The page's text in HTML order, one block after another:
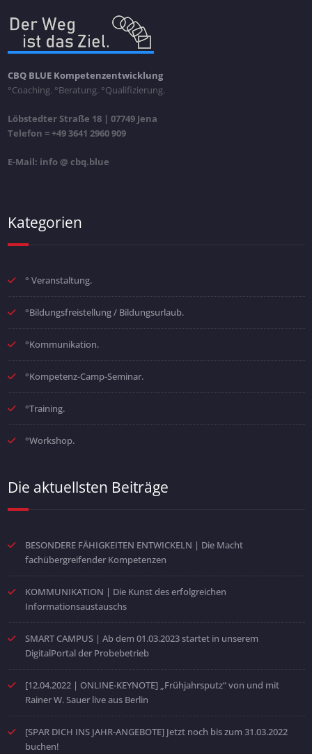
CBQ BLUE Kompetenzentwicklung
°Coaching. °Beratung. °Qualifizierung.
Löbstedter Straße 18 | 07749 Jena
Telefon = +49 3641 2960 909
E-Mail: info @ cbq.blue
Kategorien
° Veranstaltung.
°Bildungsfreistellung / Bildungsurlaub.
°Kommunikation.
°Kompetenz-Camp-Seminar.
°Training.
°Workshop.
Die aktuellsten Beiträge
BESONDERE FÄHIGKEITEN ENTWICKELN | Die Macht
fachübergreifender Kompetenzen
KOMMUNIKATION | Die Kunst des erfolgreichen
Informationsaustauschs
SMART CAMPUS | Ab dem 01.03.2023 startet in unserem
DigitalPortal der Probebetrieb
[12.04.2022 | ONLINE-KEYNOTE] „Frühjahrsputz“ von und mit
Rainer W. Sauer live aus Berlin
[SPAR DICH INS JAHR-ANGEBOTE] Jetzt noch bis zum 31.03.2022
buchen!